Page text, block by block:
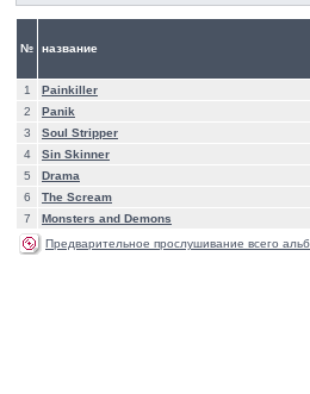
№ название
1
Painkiller
2
Panik
3
Soul Stripper
4
Sin Skinner
5
Drama
6
The Scream
7
Monsters and Demons
Предварительное прослушивание всего